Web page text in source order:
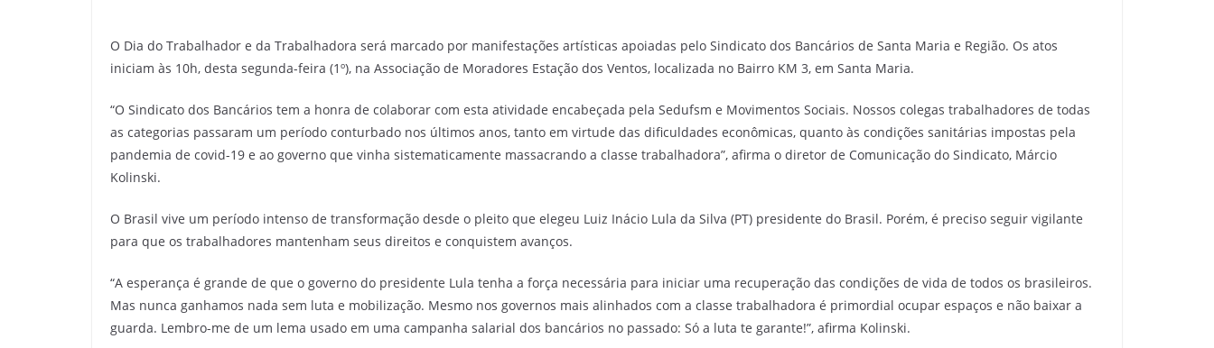
O Dia do Trabalhador e da Trabalhadora será marcado por manifestações artísticas apoiadas pelo Sindicato dos Bancários de Santa Maria e Região. Os atos
iniciam às 10h, desta segunda-feira (1º), na Associação de Moradores Estação dos Ventos, localizada no Bairro KM 3, em Santa Maria.
“O Sindicato dos Bancários tem a honra de colaborar com esta atividade encabeçada pela Sedufsm e Movimentos Sociais. Nossos colegas trabalhadores de todas
as categorias passaram um período conturbado nos últimos anos, tanto em virtude das dificuldades econômicas, quanto às condições sanitárias impostas pela
pandemia de covid-19 e ao governo que vinha sistematicamente massacrando a classe trabalhadora”, afirma o diretor de Comunicação do Sindicato, Márcio
Kolinski.
O Brasil vive um período intenso de transformação desde o pleito que elegeu Luiz Inácio Lula da Silva (PT) presidente do Brasil. Porém, é preciso seguir vigilante
para que os trabalhadores mantenham seus direitos e conquistem avanços.
“A esperança é grande de que o governo do presidente Lula tenha a força necessária para iniciar uma recuperação das condições de vida de todos os brasileiros.
Mas nunca ganhamos nada sem luta e mobilização. Mesmo nos governos mais alinhados com a classe trabalhadora é primordial ocupar espaços e não baixar a
guarda. Lembro-me de um lema usado em uma campanha salarial dos bancários no passado: Só a luta te garante!”, afirma Kolinski.